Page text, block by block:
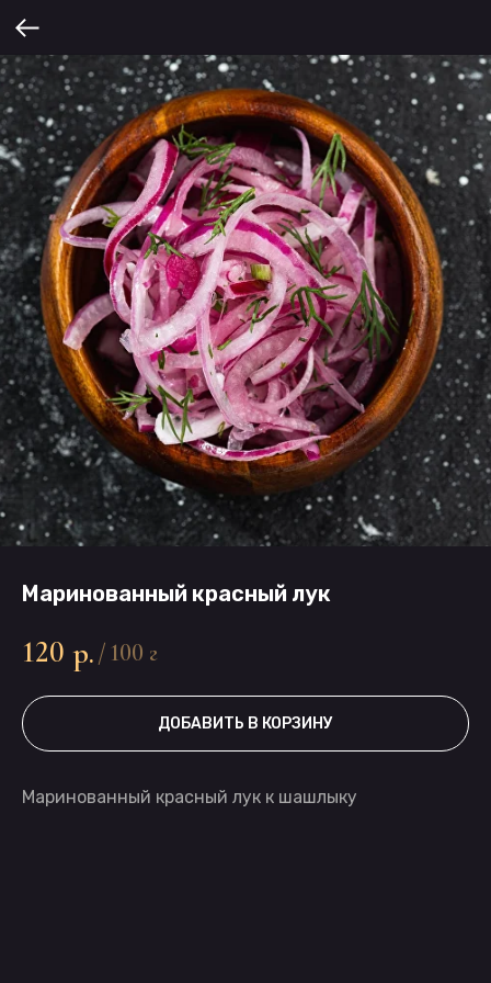
Маринованный красный лук
120 р./ 100 г
ДОБАВИТЬ В КОРЗИНУ
Маринованный красный лук к шашлыку